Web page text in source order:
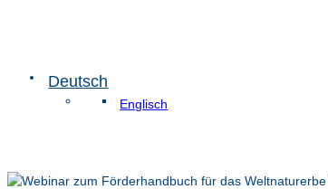
Deutsch
Englisch